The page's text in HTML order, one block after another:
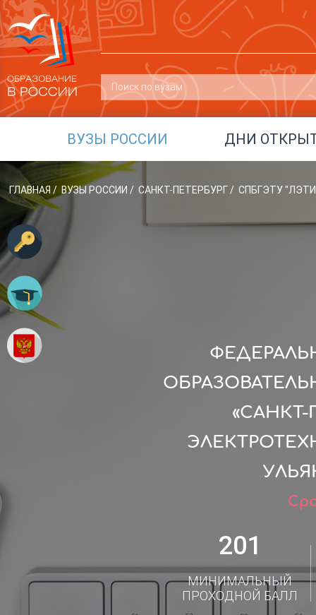
ВУЗЫ РОССИИ ДНИ
ГЛАВНАЯ / ВУЗЫ РОССИИ / САНКТ-ПЕТЕРБУРГ/ СПБГЭТУ
201
МИНИМАЛЬНЫЙ
ПРОХОДНОЙ БАЛЛ